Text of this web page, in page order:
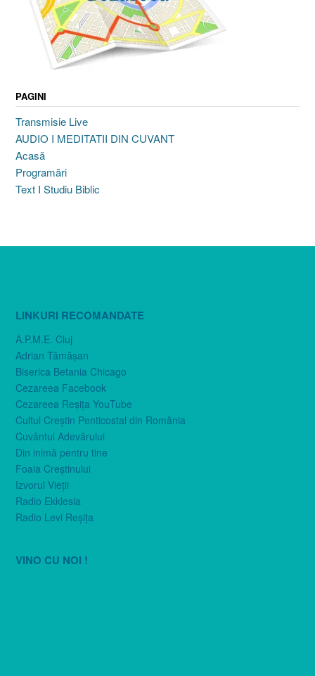
PAGINI
Transmisie Live
AUDIO I MEDITATII DIN CUVANT
Acasă
Programări
Text I Studiu Biblic
LINKURI RECOMANDATE
A.P.M.E. Cluj
Adrian Tămăşan
Biserica Betania Chicago
Cezareea Facebook
Cezareea Reşiţa YouTube
Cultul Creştin Penticostal din România
Cuvântul Adevărului
Din inimă pentru tine
Foaia Creştinului
Izvorul Vieţii
Radio Ekklesia
Radio Levi Reşiţa
VINO CU NOI !